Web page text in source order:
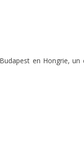
en Hongrie, un